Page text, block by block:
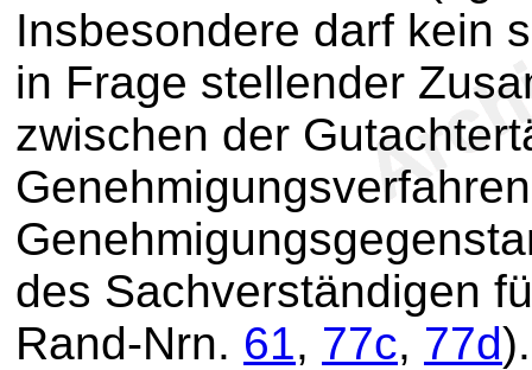
Insbesondere darf kein
in Frage stellender
zwischen der
des Sachverständigen
Rand-Nrn. 61, 77c, 77d).